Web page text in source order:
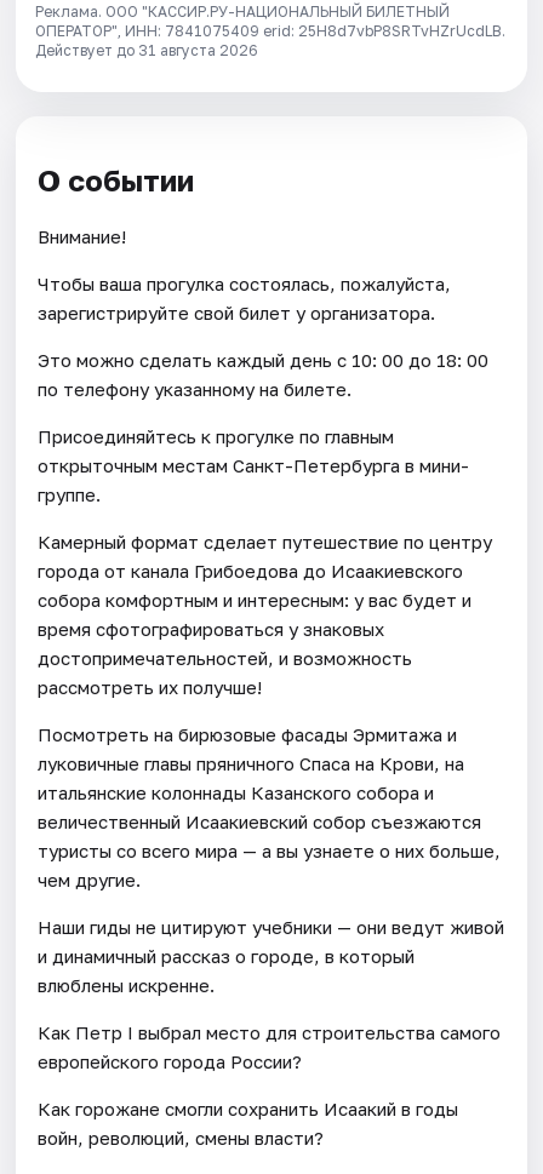
Реклама. ООО "КАССИР.РУ-НАЦИОНАЛЬНЫЙ БИЛЕТНЫЙ
ОПЕРАТОР", ИНН: 7841075409 erid: 25H8d7vbP8SRTvHZrUcdLB.
Действует до 31 августа 2026
О событии
Внимание!
Чтобы ваша прогулка состоялась, пожалуйста,
зарегистрируйте свой билет у организатора.
Это можно сделать каждый день c 10: 00 до 18: 00
по телефону указанному на билете.
Присоединяйтесь к прогулке по главным
открыточным местам Санкт-Петербурга в мини-
группе.
Камерный формат сделает путешествие по центру
города от канала Грибоедова до Исаакиевского
собора комфортным и интересным: у вас будет и
время сфотографироваться у знаковых
достопримечательностей, и возможность
рассмотреть их получше!
Посмотреть на бирюзовые фасады Эрмитажа и
луковичные главы пряничного Спаса на Крови, на
итальянские колоннады Казанского собора и
величественный Исаакиевский собор съезжаются
туристы со всего мира — а вы узнаете о них больше,
чем другие.
Наши гиды не цитируют учебники — они ведут живой
и динамичный рассказ о городе, в который
влюблены искренне.
Как Петр I выбрал место для строительства самого
европейского города России?
Как горожане смогли сохранить Исаакий в годы
войн, революций, смены власти?